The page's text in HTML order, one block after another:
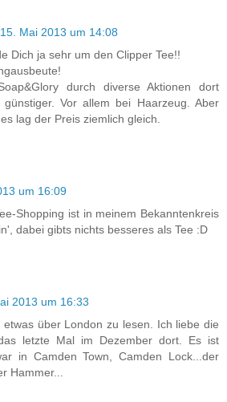
15. Mai 2013 um 14:08
Dich ja sehr um den Clipper Tee!!
durch diverse Aktionen dort
günstiger. Vor allem bei Haarzeug. Aber
lag der Preis ziemlich gleich.
um 16:09
Shopping ist in meinem Bekanntenkreis
dabei gibts nichts besseres als Tee :D
2013 um 16:33
etwas über London zu lesen. Ich liebe die
letzte Mal im Dezember dort. Es ist
in Camden Town, Camden Lock...der
Hammer...